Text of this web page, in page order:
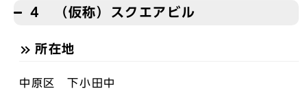
4 （仮称）スクエアビル
所在地
中原区 下小田中